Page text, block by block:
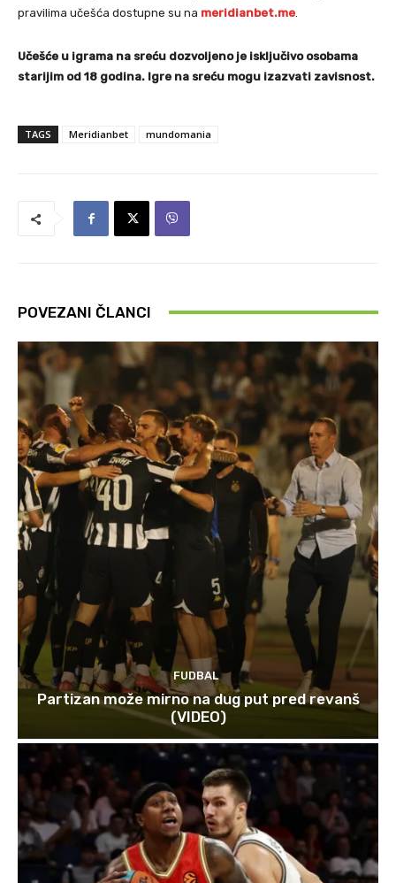
pravilima učešća dostupne su na meridianbet.me
Učešće u igrama na sreću dozvoljeno je isključivo osobama
starijim od 18 godina. Igre na sreću mogu izazvati zavisnost.
TAGS Meridianbet mundomania
POVEZANI ČLANCI
FUDBAL
Partizan može mirno na dug put pred revanš
(VIDEO)